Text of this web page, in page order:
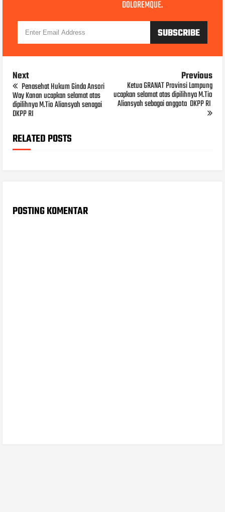
DOLOREMQUE.
Next
Penasehat Hukum Ginda Ansori
Way Kanan ucapkan selamat atas
dipilihnya M.Tio Aliansyah senagai
DKPP RI
Previous
Ketua GRANAT Provinsi Lampung
ucapkan selamat atas dipilihnya M.Tio
Aliansyah sebagai anggota DKPP RI
RELATED POSTS
POSTING KOMENTAR